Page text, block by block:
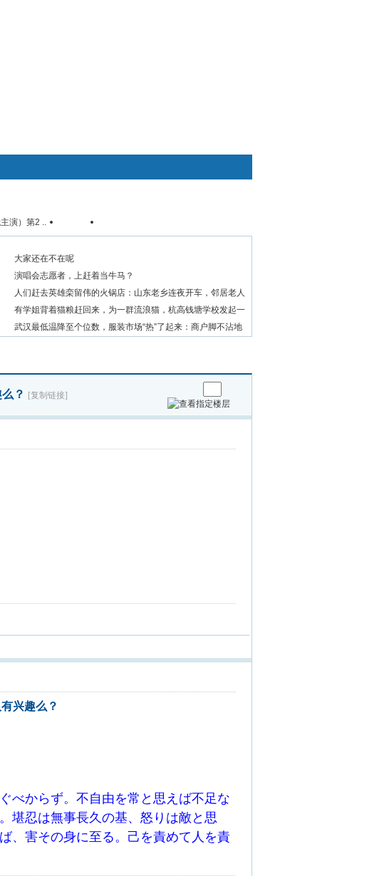
日语聊天室 资讯
演）第2 ..
大家还在不在呢
演唱会志愿者，上赶着当牛马？
人们赶去英雄栾留伟的火锅店：山东老乡连夜开车，邻居老人
来了六
有学姐背着猫粮赶回来，为一群流浪猫，杭高钱塘学校发起一
场暖心
武汉最低温降至个位数，服装市场“热”了起来：商户脚不沾地
？ [复制链接]
兴趣么？
べからず。不自由を常と思えば不足な
堪忍は無事長久の基、怒りは敵と思
、害その身に至る。己を責めて人を責